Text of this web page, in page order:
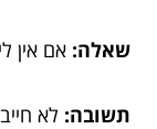
שאלה: אם אין
תשובה: לא